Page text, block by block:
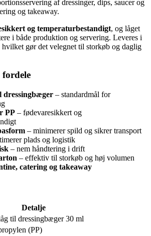
af dressinger, dips, saucer og
og takeaway.
og temperaturbestandigt, og låget
i både produktion og servering. Leveres i
hvilket gør det velegnet til storkøb og daglig
dressingbæger – standardmål for
PP – fødevaresikkert og
– minimerer spild og sikrer transport
plads og logistik
– nem håndtering i drift
– effektiv til storkøb og høj volumen
catering og takeaway
Detalje
til dressingbæger 30 ml
(PP)